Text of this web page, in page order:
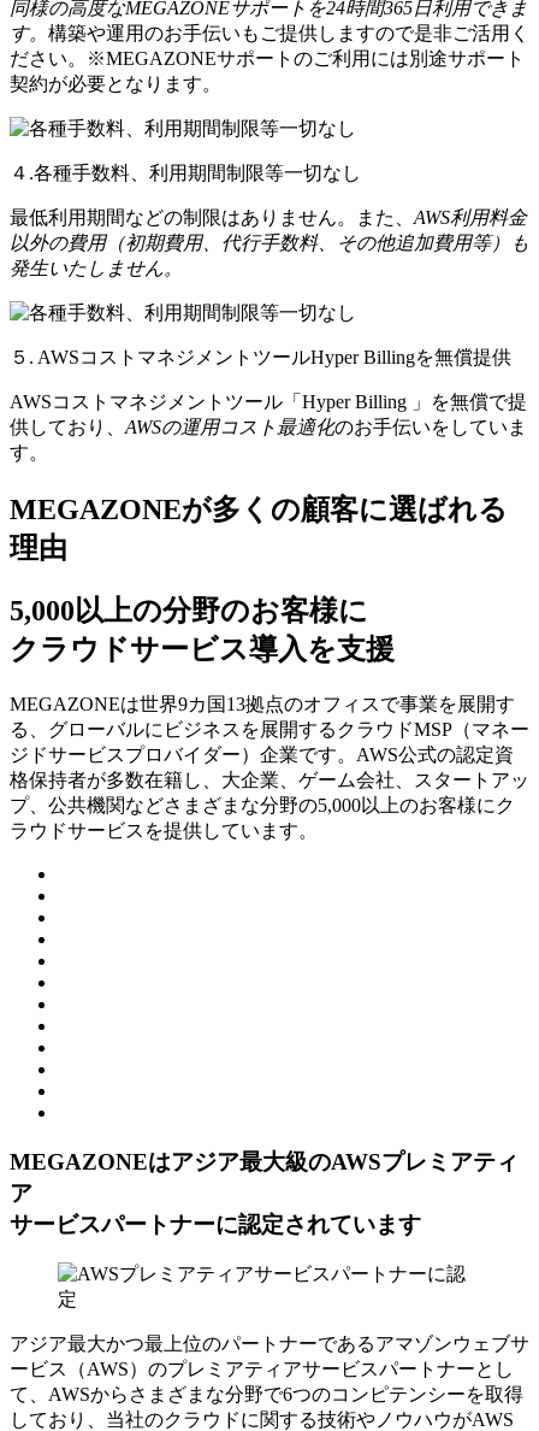
同様の高度なMEGAZONEサポートを24時間365日利用できま
す。 構築や運用のお手伝いもご提供しますので是非ご活用く
ださい。※MEGAZONEサポートのご利用には別途サポート
契約が必要となります。
４.各種手数料、利用期間制限等一切なし
最低利用期間などの制限はありません。また、 AWS利用料金
以外の費用（初期費用、代行手数料、その他追加費用等）も
発生いたしません。
５. AWSコストマネジメントツールHyper Billingを無償提供
AWSコストマネジメントツール「Hyper Billing 」を無償で提
供しており、 AWSの運⽤コスト最適化のお⼿伝いをしていま
す。
MEGAZONEが多くの顧客に選ばれる
理由
5,000以上の分野のお客様に
クラウドサービス導入を支援
MEGAZONEは世界9カ国13拠点のオフィスで事業を展開す
る、グローバルにビジネスを展開するクラウドMSP（マネー
ジドサービスプロバイダー）企業です。AWS公式の認定資
格保持者が多数在籍し、⼤企業、ゲーム会社、スタートアッ
プ、公共機関などさまざまな分野の5,000以上のお客様にク
ラウドサービスを提供しています。
MEGAZONEはアジア最⼤級のAWSプレミアティ
ア
サービスパートナーに認定されています
アジア最大かつ最上位のパートナーであるアマゾンウェブサ
ービス（AWS）のプレミアティアサービスパートナーとし
て、AWSからさまざまな分野で6つのコンピテンシーを取得
しており、当社のクラウドに関する技術やノウハウがAWS